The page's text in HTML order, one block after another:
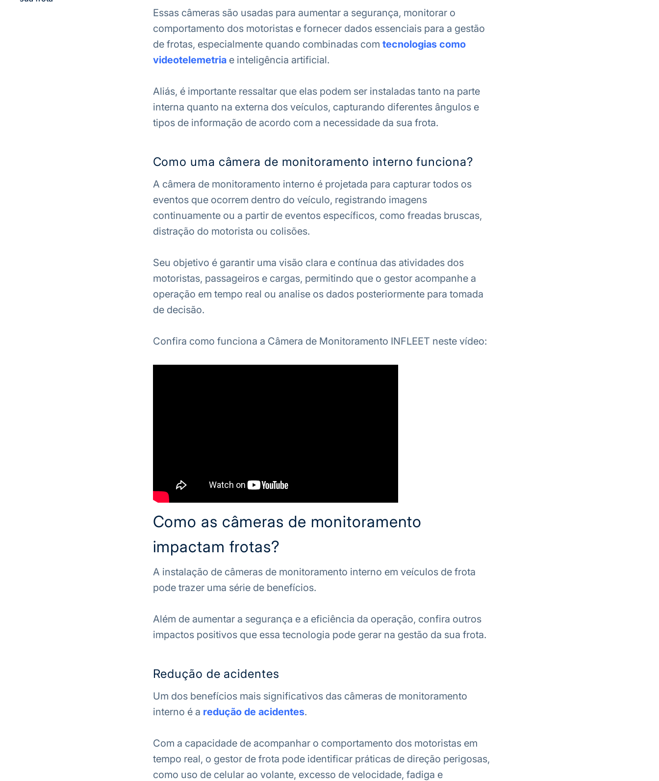
Essas câmeras são usadas para aumentar a segurança, monitorar o
comportamento dos motoristas e fornecer dados essenciais para a gestão
de frotas, especialmente quando combinadas com tecnologias como
videotelemetriae inteligência artificial.
Aliás, é importante ressaltar que elas podem ser instaladas tanto na parte
interna quanto na externa dos veículos, capturando diferentes ângulos e
tipos de informação de acordo com a necessidade da sua frota.
Como uma câmera de monitoramento interno funciona?
A câmera de monitoramento interno é projetada para capturar todos os
eventos que ocorrem dentro do veículo, registrando imagens
continuamente ou a partir de eventos específicos, como freadas bruscas,
distração do motorista ou colisões.
Seu objetivo é garantir uma visão clara e contínua das atividades dos
motoristas, passageiros e cargas, permitindo que o gestor acompanhe a
operação em tempo real ou analise os dados posteriormente para tomada
de decisão.
Confira como funciona a Câmera de Monitoramento INFLEET neste vídeo:
Como as câmeras de monitoramento
impactam frotas?
A instalação de câmeras de monitoramento interno em veículos de frota
pode trazer uma série de benefícios.
Além de aumentar a segurança e a eficiência da operação, confira outros
impactos positivos que essa tecnologia pode gerar na gestão da sua frota.
Redução de acidentes
Um dos benefícios mais significativos das câmeras de monitoramento
interno é a redução de acidentes.
Com a capacidade de acompanhar o comportamento dos motoristas em
tempo real, o gestor de frota pode identificar práticas de direção perigosas,
como uso de celular ao volante, excesso de velocidade, fadiga e